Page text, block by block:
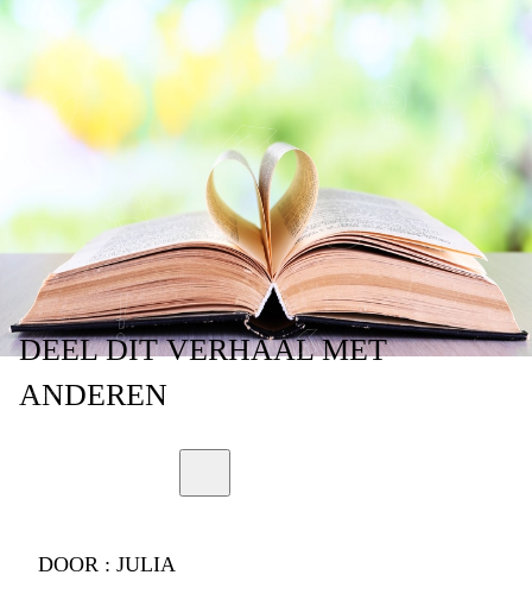
TWEE
VERSCHILLENDE
LEVENS
DEELDIT VERHAALMET
ANDEREN
DOOR : JULIA